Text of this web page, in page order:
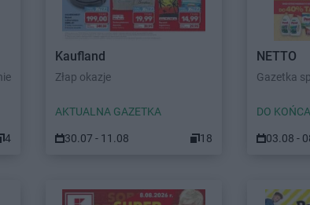
4
Kaufland
Złap okazje
AKTUALNA GAZETKA
30.07 - 11.08 18
NETTO
Gazetka
DO
03.08 -